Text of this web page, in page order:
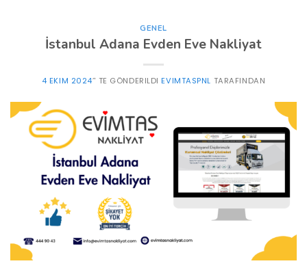
GENEL
İstanbul Adana Evden Eve Nakliyat
4 EKIM 2024’' TE GÖNDERILDI EVIMTASPNL TARAFINDAN